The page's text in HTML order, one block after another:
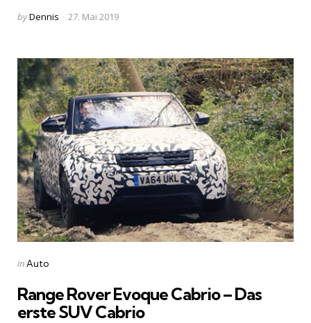
Posted
byDennis 27. Mai 2019
Categories
Posted
inAuto
Range Rover Evoque Cabrio – Das
erste SUV Cabrio